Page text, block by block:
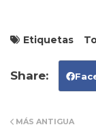
Etiquetas
MÁS ANTIGUA